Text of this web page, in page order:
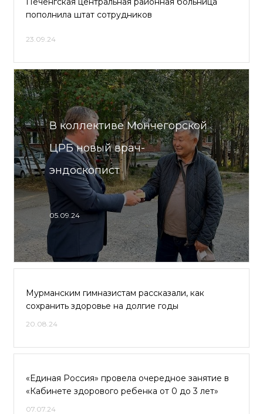
пополнила штат сотрудников
23.09.24
В коллективе Мончегорской
ЦРБ новый врач-
эндоскопист
05.09.24
Мурманским гимназистам рассказали, как
сохранить здоровье на долгие годы
20.08.24
«Единая Россия» провела очередное занятие в
«Кабинете здорового ребенка от 0 до 3 лет»
07.07.24